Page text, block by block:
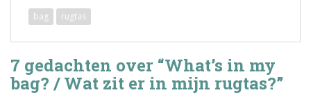
bag rugtas
7 gedachten over “What’s in my
bag? / Wat zit er in mijn rugtas?”